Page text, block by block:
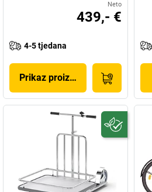
Neto
439,- €
4-5 tjedana
Prikaz proizvoda